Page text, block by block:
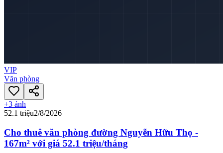
VIP
Văn phòng
+3 ảnh
52.1 triệu2/8/2026
Cho thuê văn phòng đường Nguyễn Hữu Thọ -
167m² với giá 52.1 triệu/tháng